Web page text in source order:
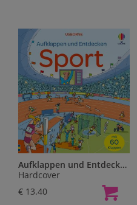
Aufklappen und Entdecken: Sport
Hardcover
€ 13.40